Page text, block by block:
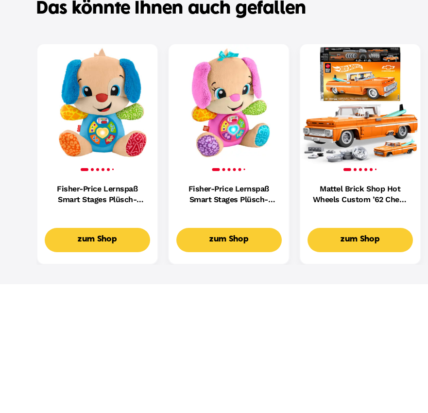
Das könnte Ihnen auch gefallen
Fisher-Price Lernspaß
Smart Stages Plüsch-
Mehrsprachige Version
zum Shop
Fisher-Price Lernspaß
Smart Stages Plüsch-
Mehrsprachige Version
zum Shop
Mattel Brick Shop Hot
Wheels Custom ’62 Chevy
zum Shop